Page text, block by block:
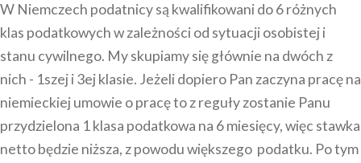
W Niemczech podatnicy są kwalifikowani do 6 różnych
klas podatkowych w zależności od sytuacji osobistej i
stanu cywilnego. My skupiamy się głównie na dwóch z
nich - 1szej i 3ej klasie. Jeżeli dopiero Pan zaczyna pracę na
niemieckiej umowie o pracę to z reguły zostanie Panu
przydzielona 1 klasa podatkowa na 6 miesięcy, więc stawka
netto będzie niższa, z powodu większego podatku. Po tym